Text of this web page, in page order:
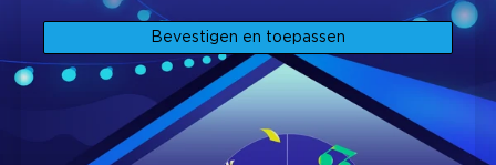
Bevestigen en toepassen